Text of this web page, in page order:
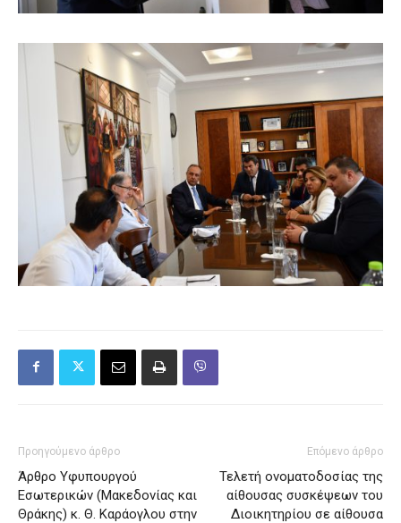
Προηγούμενο άρθρο
Άρθρο Υφυπουργού
Εσωτερικών (Μακεδονίας και
Θράκης) κ. Θ. Καράογλου στην
Επόμενο άρθρο
Τελετή ονοματοδοσίας της
αίθουσας συσκέψεων του
Διοικητηρίου σε αίθουσα